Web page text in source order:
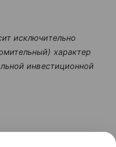
исключительно
характер
инвестиционной